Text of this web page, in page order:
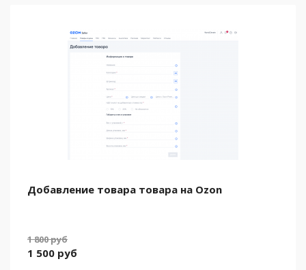
Добавление товара товара на Ozon
1 800руб
1 500 руб